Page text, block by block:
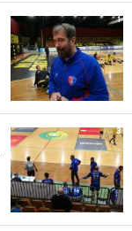
1
3